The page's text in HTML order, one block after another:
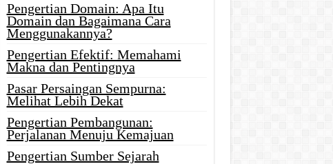
Pengertian Domain: Apa Itu
Domain dan Bagaimana Cara
Menggunakannya?
Pengertian Efektif: Memahami
Makna dan Pentingnya
Pasar Persaingan Sempurna:
Melihat Lebih Dekat
Pengertian Pembangunan:
Perjalanan Menuju Kemajuan
Pengertian Sumber Sejarah